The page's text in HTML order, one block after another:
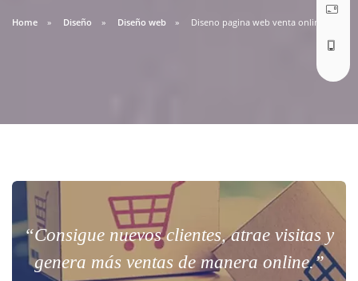
Home Diseño Diseño web Diseno pagina web venta online
“Consigue nuevos clientes, atrae visitas y
genera más ventas de manera online.”